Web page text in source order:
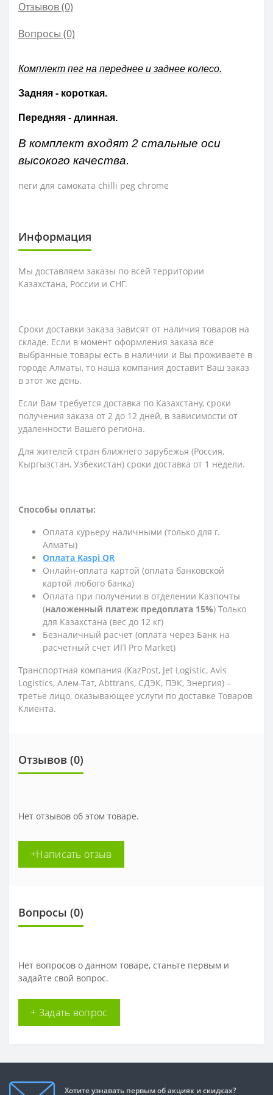
Отзывов (0)
Вопросы (0)
Комплект пег на переднее и заднее колесо.
Задняя - короткая.
Передняя - длинная.
В комплект входят 2 стальные оси
высокого качества.
пеги для самоката chilli peg chrome
Информация
Мы доставляем заказы по всей территории
Казахстана, России и СНГ.
Сроки доставки заказа зависят от наличия товаров на
складе. Если в момент оформления заказа все
выбранные товары есть в наличии и Вы проживаете в
городе Алматы, то наша компания доставит Ваш заказ
в этот же день.
Если Вам требуется доставка по Казахстану, сроки
получения заказа от 2 до 12 дней, в зависимости от
удаленности Вашего региона.
Для жителей стран ближнего зарубежья (Россия,
Кыргызстан, Узбекистан) сроки доставка от 1 недели.
Способы оплаты:
Оплата курьеру наличными (только для г.
Алматы)
Оплата Kaspi QR
Онлайн-оплата картой (оплата банковской
картой любого банка)
Оплата при получении в отделении Казпочты
(наложенный платеж предоплата 15%) Только
для Казахстана (вес до 12 кг)
Безналичный расчет (оплата через Банк на
расчетный счет ИП Pro Market)
Транспортная компания (KazPost, Jet Logistic, Avis
Logistics, Алем-Тат, Abttrans, СДЭК, ПЭК, Энергия) –
третье лицо, оказывающее услуги по доставке Товаров
Клиента.
Отзывов (0)
Нет отзывов об этом товаре.
+Написать отзыв
Вопросы (0)
Нет вопросов о данном товаре, станьте первым и
задайте свой вопрос.
+ Задать вопрос
Хотите узнавать первым об акциях и скидках?